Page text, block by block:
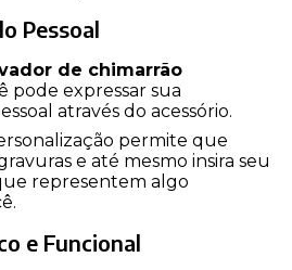
Pessoal
de chimarrão
pode expressar sua
através do acessório.
permite que
e até mesmo insira seu
representem algo
e Funcional